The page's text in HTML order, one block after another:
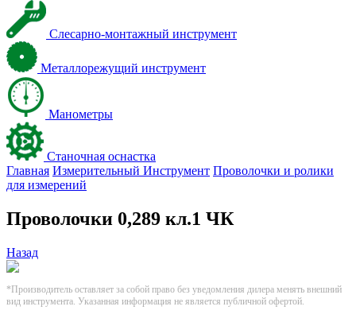
Слесарно-монтажный инструмент
Металлорежущий инструмент
Манометры
Станочная оснастка
Главная Измерительный Инструмент Проволочки и ролики
для измерений
Проволочки 0,289 кл.1 ЧК
Назад
*Производитель оставляет за собой право без уведомления дилера менять внешний
вид инструмента. Указанная информация не является публичной офертой.